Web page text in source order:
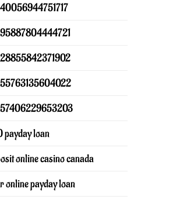
payday loan
online casino canada
online payday loan